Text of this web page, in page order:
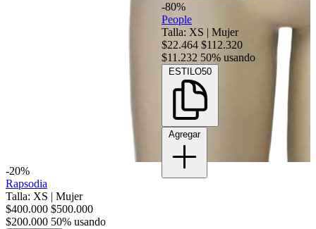
-20%
Rapsodia
Talla: XS | Mujer
$400.000 $500.000
$200.000 50% usando
-80%
People
Talla: XS | Mujer
$22.464 $112.320
$11.232 50% usando
ESTILO50
Agregar